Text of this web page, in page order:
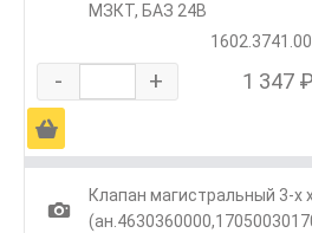
МЗКТ, БАЗ 24В
- + 1 347 ₽
Ä
1
Клапан магистральный 3-х